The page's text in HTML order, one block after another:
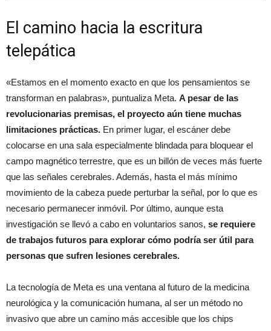
El camino hacia la escritura
telepática
«Estamos en el momento exacto en que los pensamientos se
transforman en palabras», puntualiza Meta. A pesar de las
revolucionarias premisas, el proyecto aún tiene muchas
limitaciones prácticas. En primer lugar, el escáner debe
colocarse en una sala especialmente blindada para bloquear el
campo magnético terrestre, que es un billón de veces más fuerte
que las señales cerebrales. Además, hasta el más mínimo
movimiento de la cabeza puede perturbar la señal, por lo que es
necesario permanecer inmóvil. Por último, aunque esta
investigación se llevó a cabo en voluntarios sanos, se requiere
de trabajos futuros para explorar cómo podría ser útil para
personas que sufren lesiones cerebrales.
La tecnología de Meta es una ventana al futuro de la medicina
neurológica y la comunicación humana, al ser un método no
invasivo que abre un camino más accesible que los chips